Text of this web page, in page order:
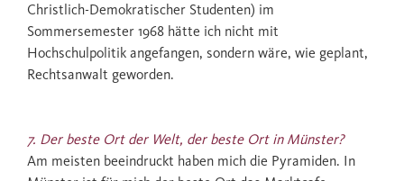
Christlich-Demokratischer Studenten) im
Sommersemester 1968 hätte ich nicht mit
Hochschulpolitik angefangen, sondern wäre, wie geplant,
Rechtsanwalt geworden.
7. Der beste Ort der Welt, der beste Ort in Münster?
Am meisten beeindruckt haben mich die Pyramiden. In